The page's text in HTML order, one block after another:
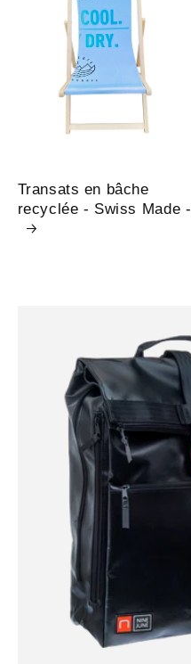
Transats en bâche
recyclée - Swiss Made -